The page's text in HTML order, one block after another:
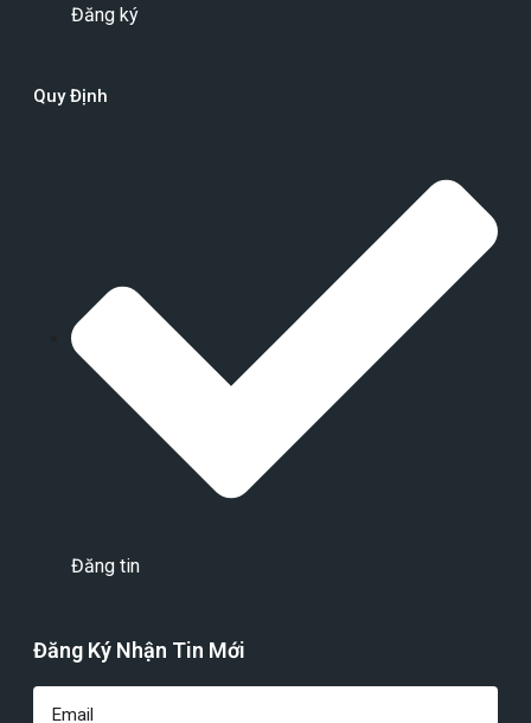
Đăng ký
Quy Định
Đăng tin
Đăng Ký Nhận Tin Mới